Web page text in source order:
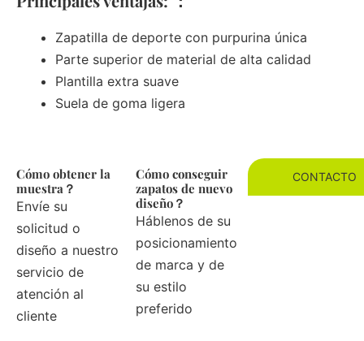
Zapatilla de deporte con purpurina única
Parte superior de material de alta calidad
Plantilla extra suave
Suela de goma ligera
Cómo obtener la
muestra？
Envíe su
solicitud o
diseño a nuestro
servicio de
atención al
cliente
Cómo conseguir
zapatos de nuevo
diseño？
Háblenos de su
posicionamiento
de marca y de
su estilo
preferido
CONTACTO